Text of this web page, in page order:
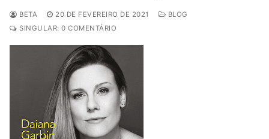
BETA 20 DE FEVEREIRO DE 2021
BLOG
SINGULAR: 0 COMENTÁRIO